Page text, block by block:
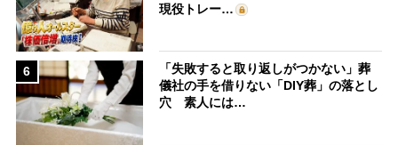
現役トレー…
6
「失敗すると取り返しがつかない」葬
儀社の手を借りない「DIY葬」の落とし
穴 素人には…